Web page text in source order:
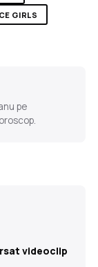
GIRLS
pe
videoclip